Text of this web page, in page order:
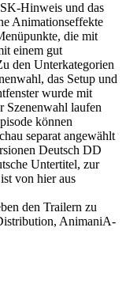
Hinweis und das
Animationseffekte
die mit
einem gut
den Unterkategorien
das Setup und
wurde mit
Szenenwahl laufen
können
separat angewählt
Deutsch DD
Untertitel, zur
von hier aus
den Trailern zu
AnimaniA-